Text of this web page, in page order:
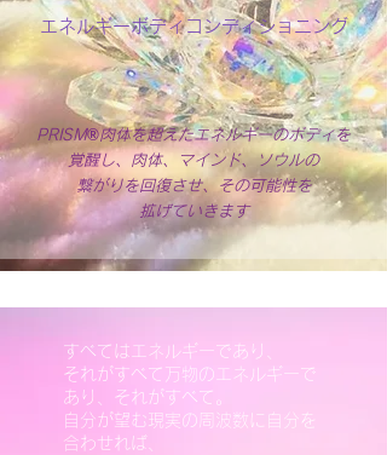
エネルギーボディコンディショニング
PRISM®肉体を超えたエネルギーのボディを
覚醒し、肉体、マインド、ソウルの
繋がりを回復させ、その可能性を
拡げていきます
すべてはエネルギーであり、
それがすべて万物のエネルギーで
あり、それがすべて。
自分が望む現実の周波数に自分を
合わせれば、